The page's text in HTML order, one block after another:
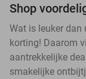
Shop
Wat is leuker dan
korting! Daarom
aantrekkelijke
smakelijke